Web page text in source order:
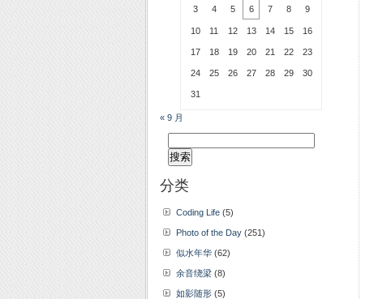
3 4 5 6 7 8 9
10 11 12 13 14 15 16
17 18 19 20 21 22 23
24 25 26 27 28 29 30
31
« 9 月
索：
分类
Coding Life (5)
Photo of the Day (251)
似水年华 (62)
余音绕梁 (8)
如影随形 (5)